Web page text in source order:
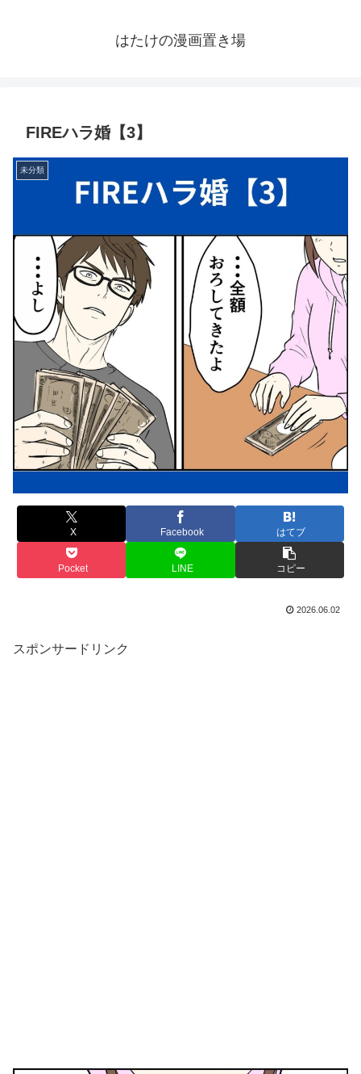
はたけの漫画置き場
FIREハラ婚【3】
未分類
X Facebook はてブ
Pocket LINE コピー
2026.06.02
スポンサードリンク